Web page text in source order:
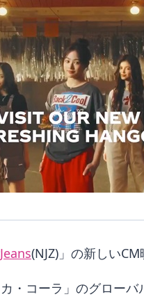
(NJZ)」の新しい
カ・コーラ」のグロー